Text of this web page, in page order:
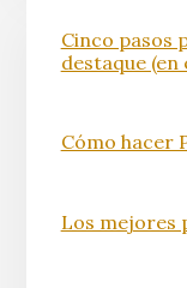
Cinco pasos
destaque (en
Cómo hacer
Los mejores